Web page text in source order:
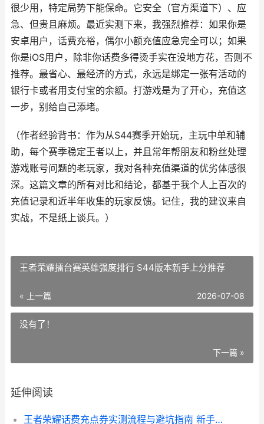
很少用，特定局势下能保命。它安全（官方渠道下）、应
急、但贵且麻烦。最近实测下来，我强烈推荐：如果你是
安卓用户，话费充裕，偶尔小额充值应急完全可以；如果
你是iOS用户，除非你话费多得烫手实在没地方花，否则不
推荐。最省心、最经济的方式，永远是绑定一张有活动的
银行卡或者用支付宝的余额。打游戏是为了开心，充值这
一步，别给自己添堵。
（作者经验背书：作为从S44赛季开始玩，主玩中单和辅
助，每个赛季稳定王者以上，并且常年帮朋友和粉丝处理
游戏账号问题的老玩家，我对各种充值渠道的优劣体感很
深。这篇文章的所有对比和结论，都基于我个人上百次的
充值记录和近半年收集的玩家反馈。记住，我的建议来自
实战，不是纸上谈兵。）
王者荣耀擂台赛英雄强度排行 S44版本新手上分推荐
« 上一篇 2026-07-08
没有了！
下一篇 »
延伸阅读
王者荣耀话费充点券实测流程与避坑指南 新手必看